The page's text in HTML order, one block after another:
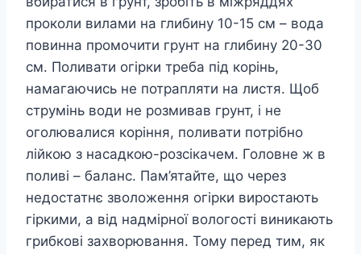
проколи вилами на глибину 10-15 см – вода
повинна промочити грунт на глибину 20-30
см. Поливати огірки треба під корінь,
намагаючись не потрапляти на листя. Щоб
струмінь води не розмивав грунт, і не
оголювалися коріння, поливати потрібно
лійкою з насадкою-розсікачем. Головне ж в
поливі – баланс. Пам’ятайте, що через
недостатнє зволоження огірки виростають
гіркими, а від надмірної вологості виникають
грибкові захворювання. Тому перед тим, як